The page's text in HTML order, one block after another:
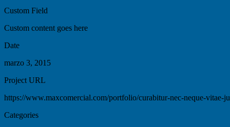
Custom Field
Custom content goes here
Date
marzo 3, 2015
Project URL
https://www.maxcomercial.com/portfolio/curabitur-nec-neque-vitae-
Categories